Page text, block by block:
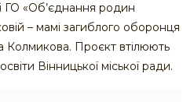
ГО «Об’єднання родин
– мамі загиблого оборонця
Колмикова. Проєкт втілюють
Вінницької міської ради.